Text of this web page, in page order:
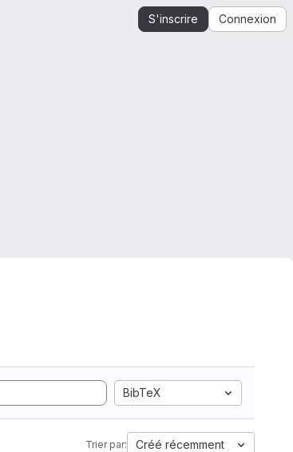
S'inscrire Connexion
BibTeX
Trier par: Créé récemment